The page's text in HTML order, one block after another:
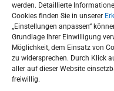
werden. Detaillierte
Cookies finden Sie in unserer
„Einstellungen anpassen“
Grundlage Ihrer Einwilligung
Möglichkeit, dem Einsatz von
zu widersprechen. Durch Klick
aller auf dieser Website
freiwillig.